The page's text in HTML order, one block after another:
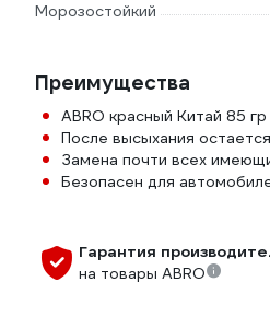
Морозостойкий
Преимущества
ABRO красный Китай 85
После высыхания
Замена почти всех
Безопасен для
Гарантия
на товары ABRO